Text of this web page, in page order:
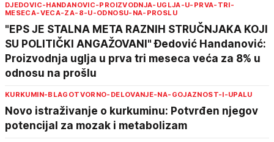
DJEDOVIC-HANDANOVIC-PROIZVODNJA-UGLJA-U-PRVA-TRI-
MESECA-VECA-ZA-8-U-ODNOSU-NA-PROSLU
"EPS JE STALNA META RAZNIH STRUČNJAKA KOJI
SU POLITIČKI ANGAŽOVANI" Đedović Handanović:
Proizvodnja uglja u prva tri meseca veća za 8% u
odnosu na prošlu
KURKUMIN-BLAGOTVORNO-DELOVANJE-NA-GOJAZNOST-I-UPALU
Novo istraživanje o kurkuminu: Potvrđen njegov
potencijal za mozak i metabolizam